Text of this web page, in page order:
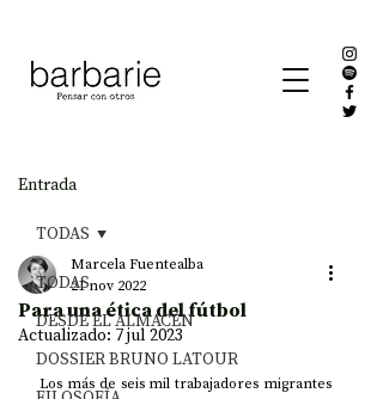
Entrada
TODAS
DESDE EL ALMACÉN
DOSSIER BRUNO LATOUR
TODAS
Para una ética del fútbol
Marcela Fuentealba
21 nov 2022
Actualizado: 7 jul 2023
Los más de seis mil trabajadores migrantes